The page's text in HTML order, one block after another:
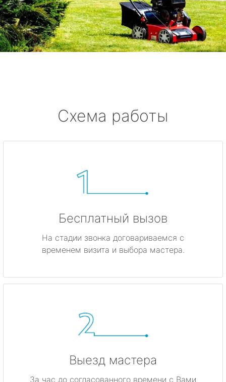
Схема работы
Бесплатный вызов
На стадии звонка договариваемся с
временем визита и выбора мастера.
Выезд мастера
За час до согласованного времени с Вами